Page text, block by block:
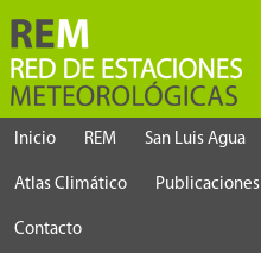
Inicio REM San Luis Agua
Atlas Climático Publicaciones
Contacto